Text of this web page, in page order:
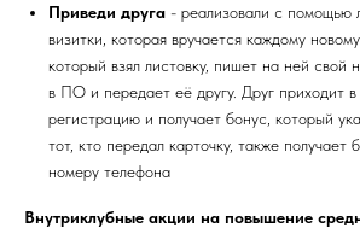
Приведи друга - реализовали с помощью
визитки, которая вручается каждому
который взял листовку, пишет на ней свой
в ПО и передает её другу. Друг приходит в
регистрацию и получает бонус, который
тот, кто передал карточку, также получает
номеру телефона
Внутриклубные акции на повышение